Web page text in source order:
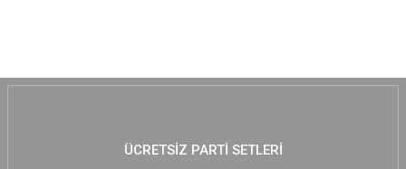
ÜCRETSIZ PARTI SETLERI